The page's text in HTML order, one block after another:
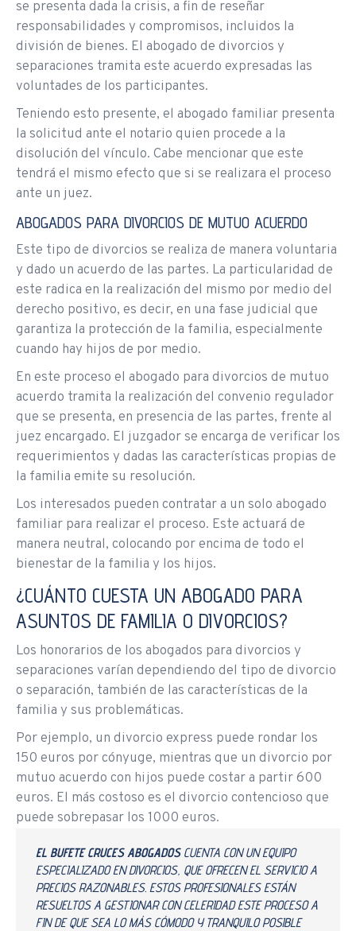
se presenta dada la crisis, a fin de reseñar
responsabilidades y compromisos, incluidos la
división de bienes. El abogado de divorcios y
separaciones tramita este acuerdo expresadas las
voluntades de los participantes.
Teniendo esto presente, el abogado familiar presenta
la solicitud ante el notario quien procede a la
disolución del vínculo. Cabe mencionar que este
tendrá el mismo efecto que si se realizara el proceso
ante un juez.
ABOGADOS PARA DIVORCIOS DE MUTUO ACUERDO
Este tipo de divorcios se realiza de manera voluntaria
y dado un acuerdo de las partes. La particularidad de
este radica en la realización del mismo por medio del
derecho positivo, es decir, en una fase judicial que
garantiza la protección de la familia, especialmente
cuando hay hijos de por medio.
En este proceso el abogado para divorcios de mutuo
acuerdo tramita la realización del convenio regulador
que se presenta, en presencia de las partes, frente al
juez encargado. El juzgador se encarga de verificar los
requerimientos y dadas las características propias de
la familia emite su resolución.
Los interesados pueden contratar a un solo abogado
familiar para realizar el proceso. Este actuará de
manera neutral, colocando por encima de todo el
bienestar de la familia y los hijos.
¿CUÁNTO CUESTA UN ABOGADO PARA
ASUNTOS DE FAMILIA O DIVORCIOS?
Los honorarios de los abogados para divorcios y
separaciones varían dependiendo del tipo de divorcio
o separación, también de las características de la
familia y sus problemáticas.
Por ejemplo, un divorcio express puede rondar los
150 euros por cónyuge, mientras que un divorcio por
mutuo acuerdo con hijos puede costar a partir 600
euros. El más costoso es el divorcio contencioso que
puede sobrepasar los 1000 euros.
EL BUFETE CRUCES ABOGADOSCUENTA CON UN EQUIPO
ESPECIALIZADO EN DIVORCIOS, QUE OFRECEN EL SERVICIO A
PRECIOS RAZONABLES. ESTOS PROFESIONALES ESTÁN
RESUELTOS A GESTIONAR CON CELERIDAD ESTE PROCESO A
FIN DE QUE SEA LO MÁS CÓMODO Y TRANQUILO POSIBLE